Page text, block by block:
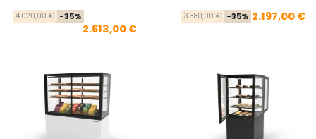
Precio base
4.020,00 € -35%
2.613,00 €
3.380,00 € -35% 2.197,00 €